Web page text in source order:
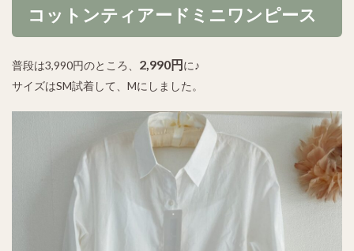
コットンティアードミニワンピース
普段は3,990円のところ、 2,990円に♪
サイズはSM試着して、Mにしました。